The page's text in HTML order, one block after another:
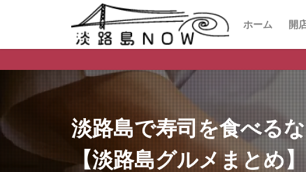
ホーム 開
淡路
淡路島で寿司を食べる
【淡路島グルメまとめ】